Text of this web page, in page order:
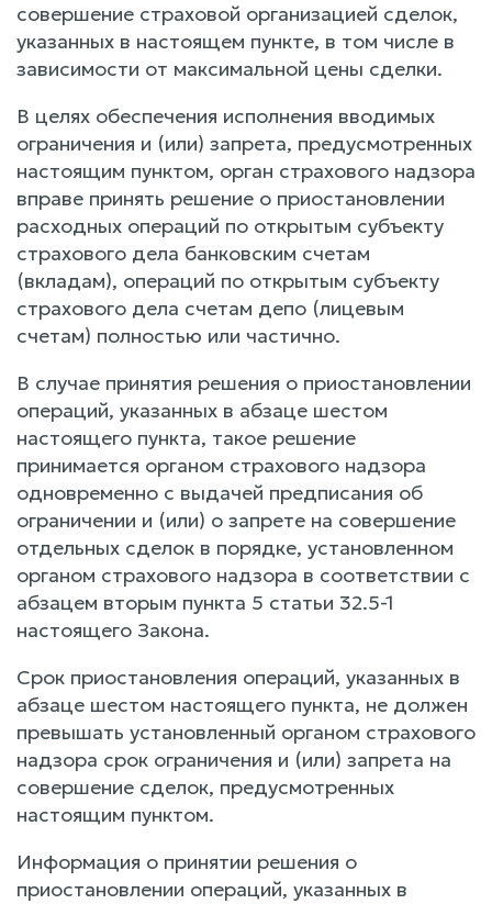
совершение страховой организацией сделок,
указанных в настоящем пункте, в том числе в
зависимости от максимальной цены сделки.
В целях обеспечения исполнения вводимых
ограничения и (или) запрета, предусмотренных
настоящим пунктом, орган страхового надзора
вправе принять решение о приостановлении
расходных операций по открытым субъекту
страхового дела банковским счетам
(вкладам), операций по открытым субъекту
страхового дела счетам депо (лицевым
счетам) полностью или частично.
В случае принятия решения о приостановлении
операций, указанных в абзаце шестом
настоящего пункта, такое решение
принимается органом страхового надзора
одновременно с выдачей предписания об
ограничении и (или) о запрете на совершение
отдельных сделок в порядке, установленном
органом страхового надзора в соответствии с
абзацем вторым пункта 5 статьи 32.5-1
настоящего Закона.
Срок приостановления операций, указанных в
абзаце шестом настоящего пункта, не должен
превышать установленный органом страхового
надзора срок ограничения и (или) запрета на
совершение сделок, предусмотренных
настоящим пунктом.
Информация о принятии решения о
приостановлении операций, указанных в